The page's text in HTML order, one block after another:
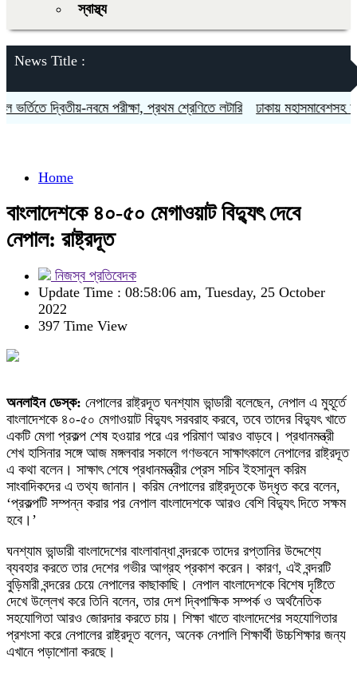
স্বাস্থ্য
News Title :
দ্বিতীয়-নবমে পরীক্ষা, প্রথম শ্রেণিতে লটারি ঢাকায় মহাসমাবেশসহ চার
Home
বাংলাদেশকে ৪০-৫০ মেগাওয়াট বিদ্যুৎ দেবে
নেপাল: রাষ্ট্রদূত
নিজস্ব প্রতিবেদক
Update Time : 08:58:06 am, Tuesday, 25 October
2022
397 Time View
অনলাইন ডেস্ক: নেপালের রাষ্ট্রদূত ঘনশ্যাম ভান্ডারী বলেছেন, নেপাল এ মুহূর্তে
বাংলাদেশকে ৪০-৫০ মেগাওয়াট বিদ্যুৎ সরবরাহ করবে, তবে তাদের বিদ্যুৎ খাতে
একটি মেগা প্রকল্প শেষ হওয়ার পরে এর পরিমাণ আরও বাড়বে। প্রধানমন্ত্রী
শেখ হাসিনার সঙ্গে আজ মঙ্গলবার সকালে গণভবনে সাক্ষাৎকালে নেপালের রাষ্ট্রদূত
এ কথা বলেন। সাক্ষাৎ শেষে প্রধানমন্ত্রীর প্রেস সচিব ইহসানুল করিম
সাংবাদিকদের এ তথ্য জানান। করিম নেপালের রাষ্ট্রদূতকে উদ্ধৃত করে বলেন,
‘প্রকল্পটি সম্পন্ন করার পর নেপাল বাংলাদেশকে আরও বেশি বিদ্যুৎ দিতে সক্ষম
হবে।’
ঘনশ্যাম ভান্ডারী বাংলাদেশের বাংলাবান্ধা বন্দরকে তাদের রপ্তানির উদ্দেশ্যে
ব্যবহার করতে তার দেশের গভীর আগ্রহ প্রকাশ করেন। কারণ, এই বন্দরটি
বুড়িমারী বন্দরের চেয়ে নেপালের কাছাকাছি। নেপাল বাংলাদেশকে বিশেষ দৃষ্টিতে
দেখে উল্লেখ করে তিনি বলেন, তার দেশ দ্বিপাক্ষিক সম্পর্ক ও অর্থনৈতিক
সহযোগিতা আরও জোরদার করতে চায়। শিক্ষা খাতে বাংলাদেশের সহযোগিতার
প্রশংসা করে নেপালের রাষ্ট্রদূত বলেন, অনেক নেপালি শিক্ষার্থী উচ্চশিক্ষার জন্য
এখানে পড়াশোনা করছে।